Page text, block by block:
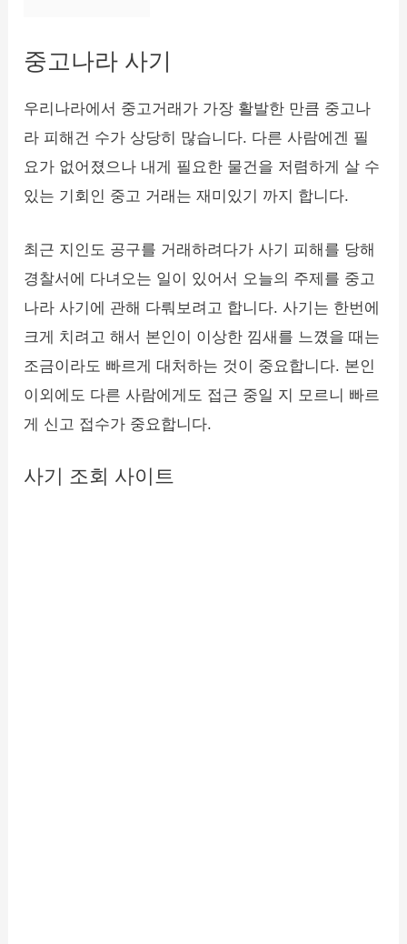
중고나라 사기
우리나라에서 중고거래가 가장 활발한 만큼 중고나
라 피해건 수가 상당히 많습니다. 다른 사람에겐 필
요가 없어졌으나 내게 필요한 물건을 저렴하게 살 수
있는 기회인 중고 거래는 재미있기 까지 합니다.
최근 지인도 공구를 거래하려다가 사기 피해를 당해
경찰서에 다녀오는 일이 있어서 오늘의 주제를 중고
나라 사기에 관해 다뤄보려고 합니다. 사기는 한번에
크게 치려고 해서 본인이 이상한 낌새를 느꼈을 때는
조금이라도 빠르게 대처하는 것이 중요합니다. 본인
이외에도 다른 사람에게도 접근 중일 지 모르니 빠르
게 신고 접수가 중요합니다.
사기 조회 사이트